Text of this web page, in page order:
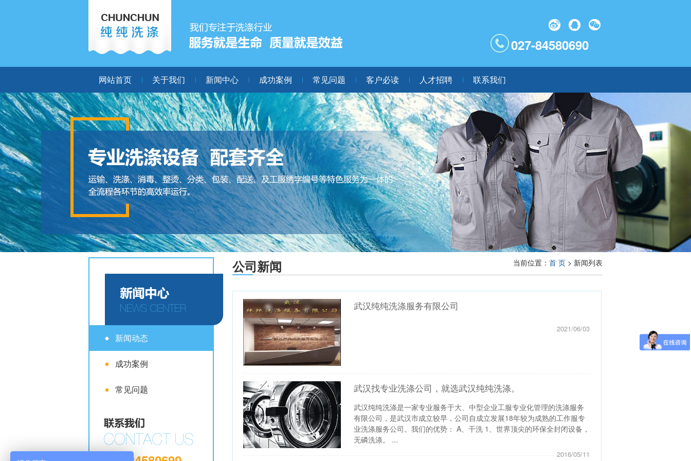
027-84580690
网站首页 关于我们 新闻中心 成功案例 常见问题 客户必读 人才招聘 联系我们
新闻动态
成功案例
常见问题
公司新闻 当前位置： 首 页 > 新闻列表
武汉纯纯洗涤服务有限公司
2021/06/03
武汉找专业洗涤公司，就选武汉纯纯洗涤。
武汉纯纯洗涤是一家专业服务于大、中型企业工服专业化管理的洗涤服务
有限公司，是武汉市成立较早，公司自成立发展18年较为成熟的工作服专
业洗涤服务公司。我们的优势： A、干洗 1、世界顶尖的环保全封闭设备，
无磷洗涤。 ...
2016/05/11